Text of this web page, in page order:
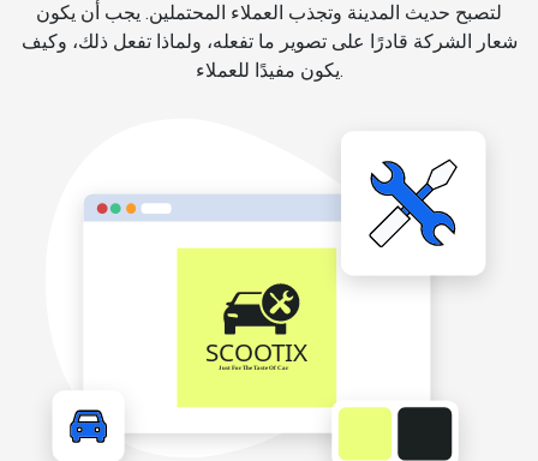
لتصبح حديث المدينة وتجذب العملاء المحتملين. يجب أن يكون
شعار الشركة قادرًا على تصوير ما تفعله، ولماذا تفعل ذلك، وكيف
يكون مفيدًا للعملاء.